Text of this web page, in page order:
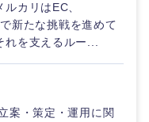
カリはEC、
新たな挑戦を進めて
を支えるルー...
案・策定・運用に関